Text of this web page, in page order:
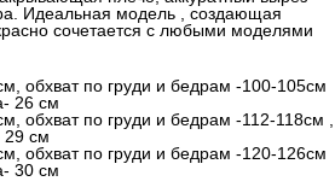
Идеальная модель , создающая
сочетается с любыми моделями
обхват по груди и бедрам -100-105см
26 см
обхват по груди и бедрам -112-118см ,
29 см
обхват по груди и бедрам -120-126см
30 см